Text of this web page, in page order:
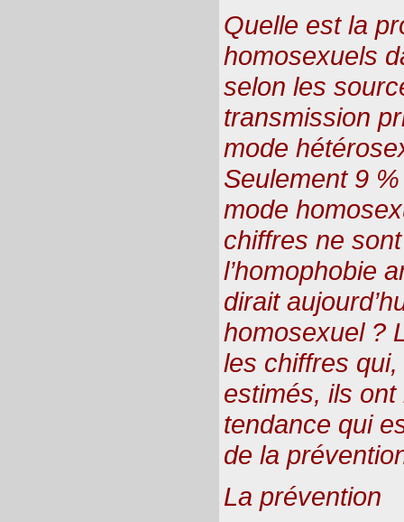
Quelle est la
homosexuels
selon les
transmission
mode
Seulement 9
mode
chiffres ne
l’homophobie
dirait
homosexuel ?
les chiffres qui,
estimés, ils
tendance qui
de la
La prévention